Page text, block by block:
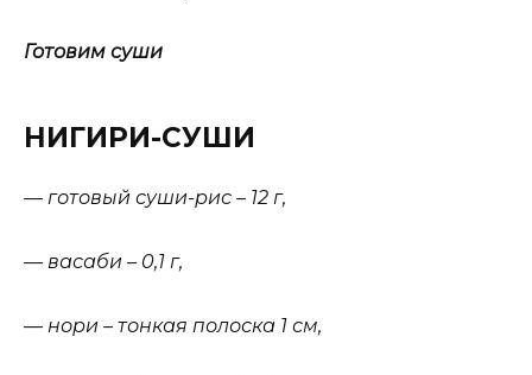
Готовим суши
НИГИРИ-СУШИ
— готовый суши-рис – 12 г,
— васаби – 0,1 г,
— нори – тонкая полоска 1 см,